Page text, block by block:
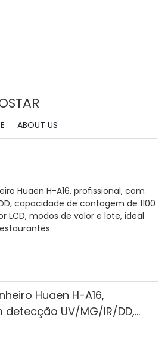
ABOUT US
Huaen H-A16,
UV/MG/IR/DD,
de 1100 euros por